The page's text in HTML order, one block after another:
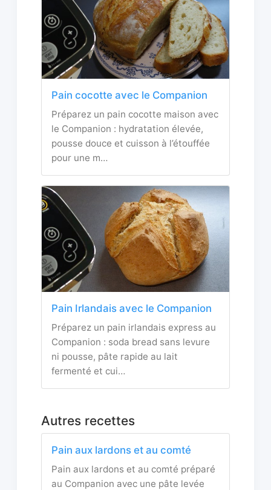
Pain cocotte avec le Companion
Préparez un pain cocotte maison avec
le Companion : hydratation élevée,
pousse douce et cuisson à l’étouffée
pour une m…
Pain Irlandais avec le Companion
Préparez un pain irlandais express au
Companion : soda bread sans levure
ni pousse, pâte rapide au lait
fermenté et cui…
Autres recettes
Pain aux lardons et au comté
Pain aux lardons et au comté préparé
au Companion avec une pâte levée